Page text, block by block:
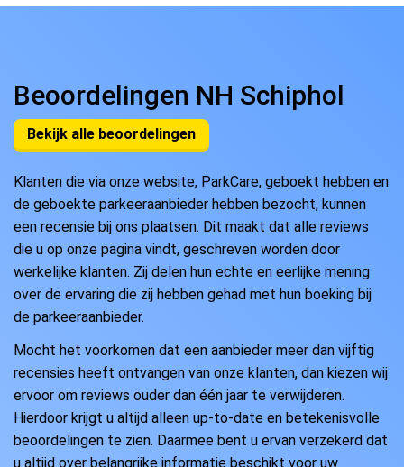
Beoordelingen NH Schiphol
Bekijk alle beoordelingen
Klanten die via onze website, ParkCare, geboekt hebben en
de geboekte parkeeraanbieder hebben bezocht, kunnen
een recensie bij ons plaatsen. Dit maakt dat alle reviews
die u op onze pagina vindt, geschreven worden door
werkelijke klanten. Zij delen hun echte en eerlijke mening
over de ervaring die zij hebben gehad met hun boeking bij
de parkeeraanbieder.
Mocht het voorkomen dat een aanbieder meer dan vijftig
recensies heeft ontvangen van onze klanten, dan kiezen wij
ervoor om reviews ouder dan één jaar te verwijderen.
Hierdoor krijgt u altijd alleen up-to-date en betekenisvolle
beoordelingen te zien. Daarmee bent u ervan verzekerd dat
u altijd over belangrijke informatie beschikt voor uw